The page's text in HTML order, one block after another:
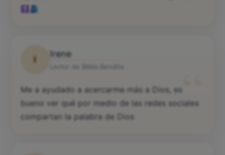
I
Irene
“
Me a ayudado a acercarme más a Dios, es
bueno ver qué por medio de las redes sociales
compartan la palabra de Dios